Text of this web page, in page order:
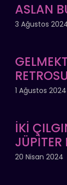
ASLAN
3 Ağustos
RETROSU
1 Ağustos 2024
İKİ
20 Nisan 2024